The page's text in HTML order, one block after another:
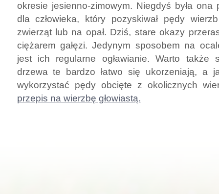
okresie jesienno-zimowym. Niegdyś była ona
dla człowieka, który pozyskiwał pędy
zwierząt lub na opał. Dziś, stare okazy
ciężarem gałęzi. Jedynym sposobem na
jest ich regularne ogławianie. Warto także
drzewa te bardzo łatwo się ukorzeniają, a
wykorzystać pędy obcięte z okolicznych
przepis na wierzbę głowiastą.